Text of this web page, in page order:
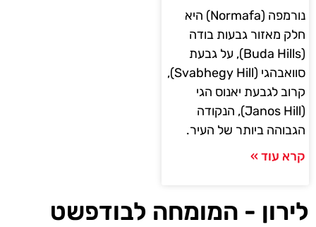
נורמפה (Normafa) היא
חלק מאזור גבעות בודה
(Buda Hills), על גבעת
סוואבהגי (Svabhegy Hill),
קרוב לגבעת יאנוס הגי
(Janos Hill), הנקודה
הגבוהה ביותר של העיר.
קרא עוד »
לירון - המומחה לבודפשט